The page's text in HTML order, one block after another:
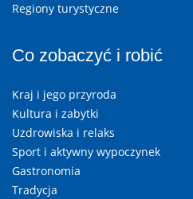
Regiony turystyczne
Co zobaczyć i robić
Kraj i jego przyroda
Kultura i zabytki
Uzdrowiska i relaks
Sport i aktywny wypoczynek
Gastronomia
Tradycja